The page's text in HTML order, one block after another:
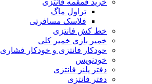
خرید قمقمه فانتزی
تراول ماگ
فلاسک مسافرتی
خط کش فانتزی
خمیر بازی خمیر کلی
خودکار فانتزی و خودکار فشاری
خودنویس
دفتر پلنر فانتزی
دفتر فانتزی